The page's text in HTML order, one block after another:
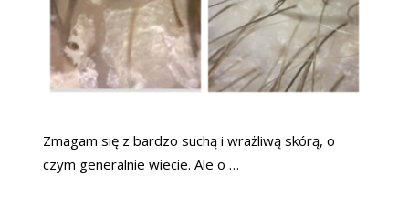
Zmagam się z bardzo suchą i wrażliwą skórą, o
czym generalnie wiecie. Ale o …